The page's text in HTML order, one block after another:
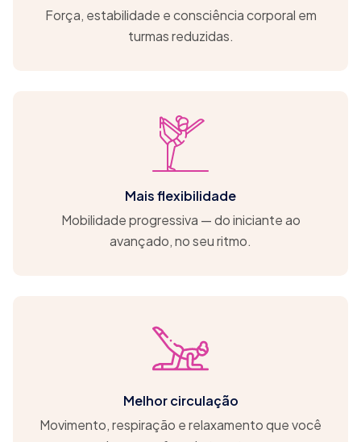
Força, estabilidade e consciência corporal em
turmas reduzidas.
Mais flexibilidade
Mobilidade progressiva — do iniciante ao
avançado, no seu ritmo.
Melhor circulação
Movimento, respiração e relaxamento que você